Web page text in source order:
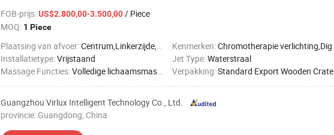
FOB-prijs:US$2.800,00-3.500,00/ Piece
MOQ: 1 Piece
Plaatsing van afvoer:Centrum,Linkerzijde,Rechterkant Kenmerken:Chromotherapie verlichting,Digitaal bedieningspaneel,Verwarmde rugleuning,Ozonsterilisatie
Installatietype:Vrijstaand Jet Type:Waterstraal
Massage Functies:Volledige lichaamsmassage Verpakking:Standard Export Wooden Crate
Guangzhou Virlux Intelligent Technology Co., Ltd.
provincie: Guangdong, China